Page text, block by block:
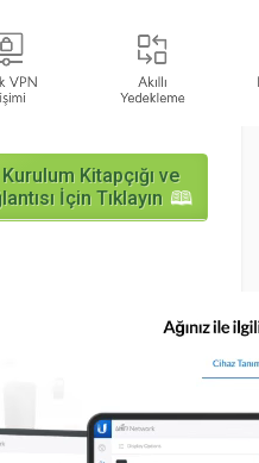
Kitapçığı ve
İçin Tıklayın